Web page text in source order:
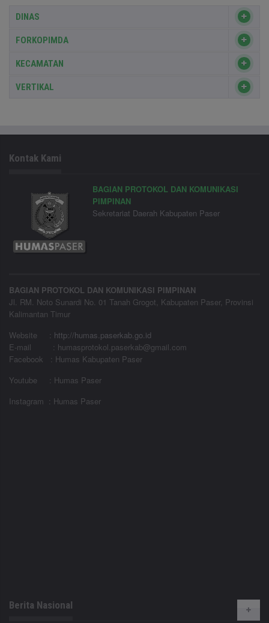
DINAS
FORKOPIMDA
KECAMATAN
VERTIKAL
Kontak Kami
BAGIAN PROTOKOL DAN KOMUNIKASI
PIMPINAN
Sekretariat Daerah Kabupaten Paser
BAGIAN PROTOKOL DAN KOMUNIKASI PIMPINAN
Jl. RM. Noto Sunardi No. 01 Tanah Grogot, Kabupaten Paser, Provinsi
Kalimantan Timur
Website
: http://humas.paserkab.go.id
E-mail : humasprotokol.paserkab@gmail.com
Facebook : Humas Kabupaten Paser
Youtube : Humas Paser
Instagram : Humas Paser
Berita Nasional